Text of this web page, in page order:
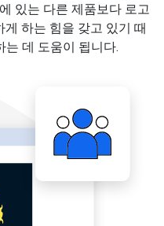
있는 다른 제품보다 로고
하는 힘을 갖고 있기 때
는 데 도움이 됩니다.